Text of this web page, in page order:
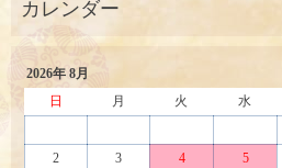
2026年 8月
日
月 火 水
2
3 4 5